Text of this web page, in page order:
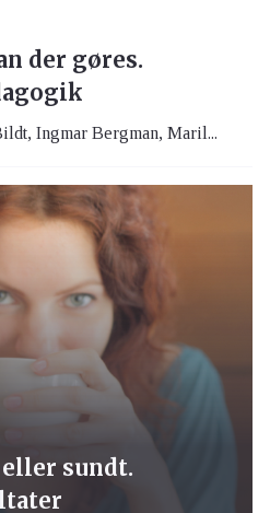
der gøres.
Ingmar Bergman, Maril...
sundt.